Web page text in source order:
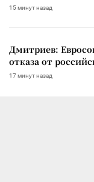
15 минут назад
Дмитриев:
отказа от
17 минут назад